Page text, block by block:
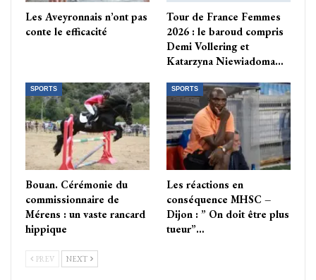
Les Aveyronnais n’ont pas
conte le efficacité
Tour de France Femmes
2026 : le baroud compris
Demi Vollering et
Katarzyna Niewiadoma…
SPORTS
Bouan. Cérémonie du
commissionnaire de
Mérens : un vaste rancard
hippique
SPORTS
Les réactions en
conséquence MHSC –
Dijon : ” On doit être plus
tueur”…
PREV NEXT